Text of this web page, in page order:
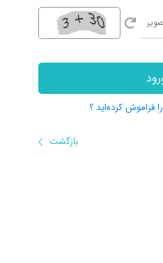
فراموش کرده‌اید ؟
بازگشت